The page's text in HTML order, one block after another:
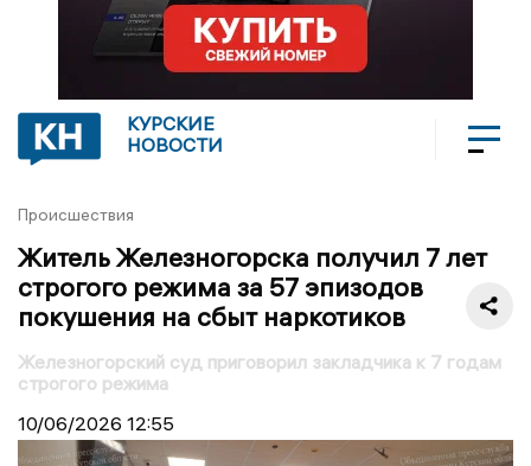
КУРСКИЕ
НОВОСТИ
Происшествия
Житель Железногорска получил 7 лет
строгого режима за 57 эпизодов
покушения на сбыт наркотиков
Железногорский суд приговорил закладчика к 7 годам
строгого режима
10/06/2026 12:55